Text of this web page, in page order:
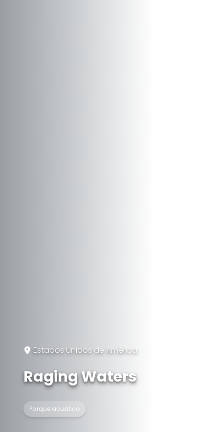
Estados Unidos de América
Raging Waters
Parque acuático